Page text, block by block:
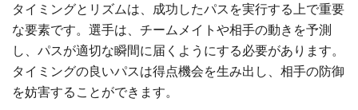
タイミングとリズムは、成功したパスを実行する上で重要
な要素です。選手は、チームメイトや相手の動きを予測
し、パスが適切な瞬間に届くようにする必要があります。
タイミングの良いパスは得点機会を生み出し、相手の防御
を妨害することができます。